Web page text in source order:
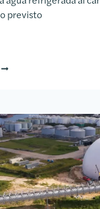
previsto
ESTACIÓN FRIGORÍFICA